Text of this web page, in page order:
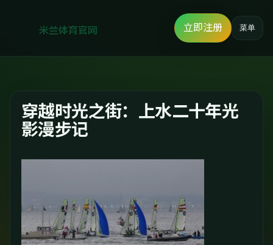
立即注册 菜单
穿越时光之街：上水二十年光
影漫步记